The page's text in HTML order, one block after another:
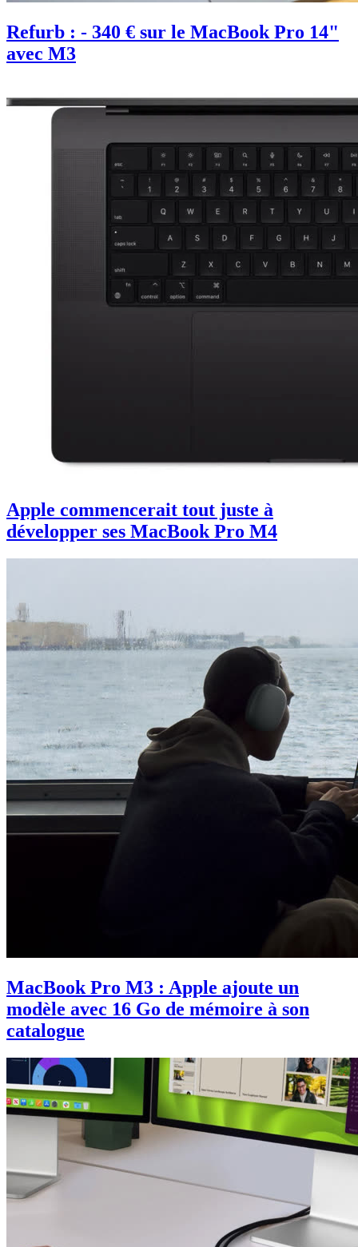
Refurb : - 340 € sur le MacBook Pro 14"
avec M3
Apple commencerait tout juste à
développer ses MacBook Pro M4
MacBook Pro M3 : Apple ajoute un
modèle avec 16 Go de mémoire à son
catalogue